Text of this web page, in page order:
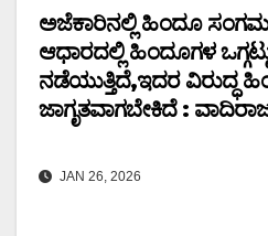
ಅಜೆಕಾರಿನಲ್ಲಿ ಹಿಂದೂ
ಆಧಾರದಲ್ಲಿ ಹಿಂದೂಗಳ
ನಡೆಯುತ್ತಿದೆ,ಇದರ ವಿರುದ್ಧ
ಜಾಗೃತವಾಗಬೇಕಿದೆ :
JAN 26, 2026